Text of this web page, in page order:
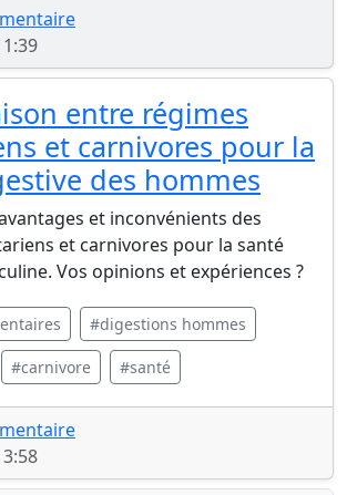
entre régimes
et carnivores pour la
des hommes
et inconvénients des
et carnivores pour la santé
Vos opinions et expériences ?
#digestions hommes
#carnivore #santé